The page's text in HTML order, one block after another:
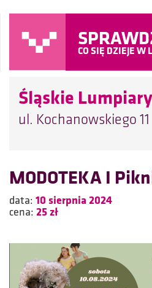
CO SIĘ DZIEJE W
Śląskie
ul. Kochanowskiego 11
MODOTEKA I
data: 10 sierpnia 2024
cena: 25 zł